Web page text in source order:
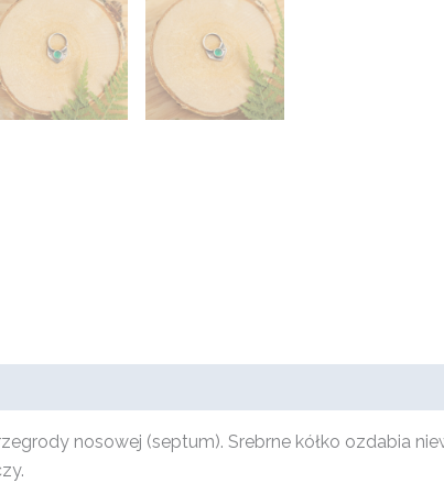
nosowej (septum). Srebrne kółko ozdabia